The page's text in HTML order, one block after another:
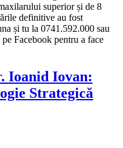
superior și de 8
definitive au fost
și tu la 0741.592.000 sau
Facebook pentru a face
Ioanid Iovan:
Strategică